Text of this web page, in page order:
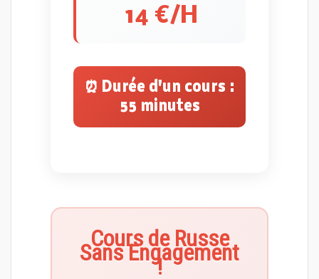
14 €/H
⏰ Durée d'un cours :
55 minutes
Cours de Russe
Sans Engagement
!